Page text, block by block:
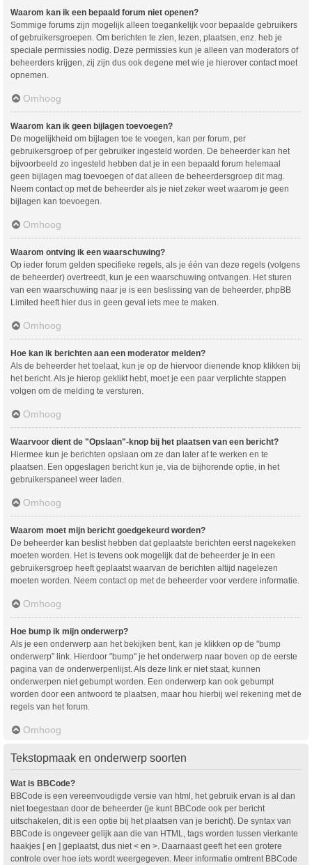
Waarom kan ik een bepaald forum niet openen?
Sommige forums zijn mogelijk alleen toegankelijk voor bepaalde gebruikers
of gebruikersgroepen. Om berichten te zien, lezen, plaatsen, enz. heb je
speciale permissies nodig. Deze permissies kun je alleen van moderators of
beheerders krijgen, zij zijn dus ook degene met wie je hierover contact moet
opnemen.
Omhoog
Waarom kan ik geen bijlagen toevoegen?
De mogelijkheid om bijlagen toe te voegen, kan per forum, per
gebruikersgroep of per gebruiker ingesteld worden. De beheerder kan het
bijvoorbeeld zo ingesteld hebben dat je in een bepaald forum helemaal
geen bijlagen mag toevoegen of dat alleen de beheerdersgroep dit mag.
Neem contact op met de beheerder als je niet zeker weet waarom je geen
bijlagen kan toevoegen.
Omhoog
Waarom ontving ik een waarschuwing?
Op ieder forum gelden specifieke regels, als je één van deze regels (volgens
de beheerder) overtreedt, kun je een waarschuwing ontvangen. Het sturen
van een waarschuwing naar je is een beslissing van de beheerder, phpBB
Limited heeft hier dus in geen geval iets mee te maken.
Omhoog
Hoe kan ik berichten aan een moderator melden?
Als de beheerder het toelaat, kun je op de hiervoor dienende knop klikken bij
het bericht. Als je hierop geklikt hebt, moet je een paar verplichte stappen
volgen om de melding te versturen.
Omhoog
Waarvoor dient de "Opslaan"-knop bij het plaatsen van een bericht?
Hiermee kun je berichten opslaan om ze dan later af te werken en te
plaatsen. Een opgeslagen bericht kun je, via de bijhorende optie, in het
gebruikerspaneel weer laden.
Omhoog
Waarom moet mijn bericht goedgekeurd worden?
De beheerder kan beslist hebben dat geplaatste berichten eerst nagekeken
moeten worden. Het is tevens ook mogelijk dat de beheerder je in een
gebruikersgroep heeft geplaatst waarvan de berichten altijd nagelezen
moeten worden. Neem contact op met de beheerder voor verdere informatie.
Omhoog
Hoe bump ik mijn onderwerp?
Als je een onderwerp aan het bekijken bent, kan je klikken op de "bump
onderwerp" link. Hierdoor "bump" je het onderwerp naar boven op de eerste
pagina van de onderwerpenlijst. Als deze link er niet staat, kunnen
onderwerpen niet gebumpt worden. Een onderwerp kan ook gebumpt
worden door een antwoord te plaatsen, maar hou hierbij wel rekening met de
regels van het forum.
Omhoog
Tekstopmaak en onderwerp soorten
Wat is BBCode?
BBCode is een vereenvoudigde versie van html, het gebruik ervan is al dan
niet toegestaan door de beheerder (je kunt BBCode ook per bericht
uitschakelen, dit is een optie bij het plaatsen van je bericht). De syntax van
BBCode is ongeveer gelijk aan die van HTML, tags worden tussen vierkante
haakjes [ en ] geplaatst, dus niet < en >. Daarnaast geeft het een grotere
controle over hoe iets wordt weergegeven. Meer informatie omtrent BBCode